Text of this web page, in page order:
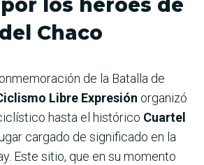
los héroes de
Chaco
de la Batalla de
Libre Expresión organizó
hasta el histórico Cuartel
cargado de significado en la
Este sitio, que en su momento